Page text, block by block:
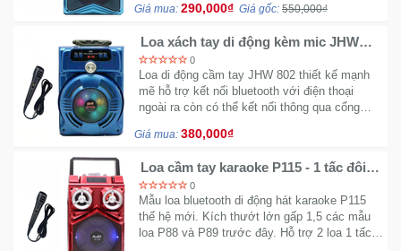
micro dây karaoke.
Giá mua: 290,000₫ Giá gốc: 550,000₫
Loa xách tay di động kèm mic JHW
802 Model 2018 - Hay hơn P88 và P89
0
Loa di động cầm tay JHW 802 thiết kế mạnh
mẽ hỗ trợ kết nối bluetooth với điện thoại
ngoài ra còn có thể kết nối thông qua cổng
nhiều màu.
Giá mua: 380,000₫
Loa cầm tay karaoke P115 - 1 tấc đôi
công suất khủng
0
Mẫu loa bluetooth di động hát karaoke P115
thế hệ mới. Kích thướt lớn gấp 1,5 các mẫu
loa P88 và P89 trước đây. Hỗ trợ 2 loa 1 tấc